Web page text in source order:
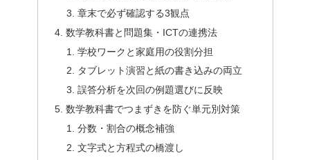
章末で必ず確認する3観点
数学教科書と問題集・ICTの連携法
学校ワークと家庭用の役割分担
タブレット演習と紙の書き込みの両立
誤答分析を次回の例題選びに反映
数学教科書でつまずきを防ぐ単元別対策
分数・割合の概念補強
文字式と方程式の橋渡し